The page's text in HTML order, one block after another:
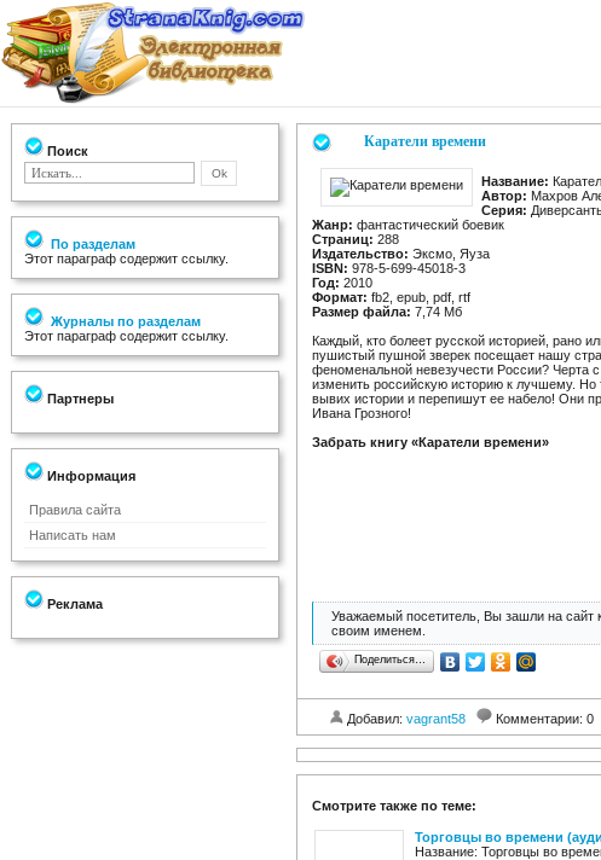
Поиск
По разделам
Этот параграф содержит ссылку.
Журналы по разделам
Этот параграф содержит ссылку.
Партнеры
Информация
Правила сайта
Написать нам
Реклама
Каратели времени
Название:
Автор: Махров
Серия:
Жанр: фантастический боевик
Страниц: 288
Издательство: Эксмо, Яуза
ISBN: 978-5-699-45018-3
Год: 2010
Формат: fb2, epub, pdf, rtf
Размер файла: 7,74 Мб
Каждый, кто болеет русской историей, рано
пушистый пушной зверек посещает нашу
феноменальной невезучести России? Черта
изменить российскую историю к лучшему.
вывих истории и перепишут ее набело! Они
Ивана Грозного!
Забрать книгу «Каратели времени»
Уважаемый посетитель, Вы зашли на сайт
своим именем.
Поделиться…
Добавил: vagrant58 Комментарии: 0
Смотрите также по теме:
Торговцы во времени
Название: Торговцы во